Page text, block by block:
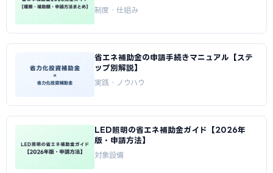
制度・仕組み
省エネ補助金の申請手続きマニュアル【ステ
ップ別解説】
実践・ノウハウ
LED照明の省エネ補助金ガイド【2026年
版・申請方法】
対象設備